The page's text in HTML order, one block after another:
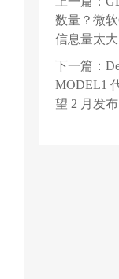
2 天前
2 天前
数量？微
信息量太
下一篇：
MODEL1
望 2 月发布